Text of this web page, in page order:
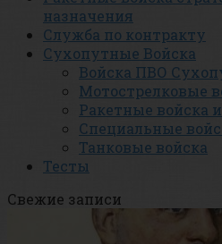
назначения
Служба по контракту
Сухопутные Войска
Войска ПВО
Мотострелковые
Ракетные войска
Специальные
Танковые войска
Тесты
Свежие записи